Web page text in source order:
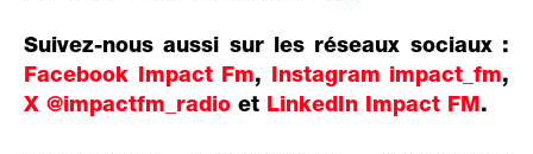
Suivez-nous aussi sur les réseaux sociaux :
Facebook Impact Fm, Instagram impact_fm,
X @impactfm_radio et LinkedIn Impact FM.